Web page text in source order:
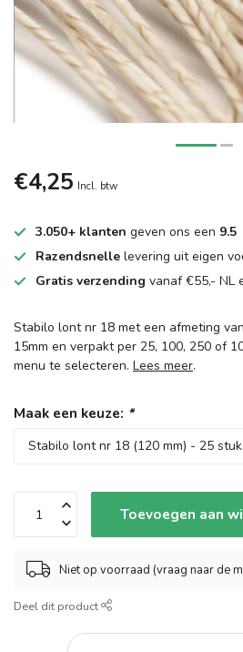
€4,25 Incl. btw
3.050+ klanten geven ons een 9.5
Razendsnelle levering uit eigen
Gratis verzending vanaf €55,- NL
Stabilo lont nr 18 met een afmeting
15mm en verpakt per 25, 100, 250 of
menu te selecteren. Lees meer.
Maak een keuze: *
Toevoegen aan
Niet op voorraad (vraag naar de
Deel dit product